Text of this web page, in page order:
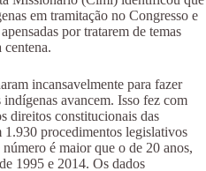
em tramitação no Congresso e
por tratarem de temas
centena.
incansavelmente para fazer
avancem. Isso fez com
direitos constitucionais das
procedimentos legislativos
é maior que o de 20 anos,
1995 e 2014. Os dados